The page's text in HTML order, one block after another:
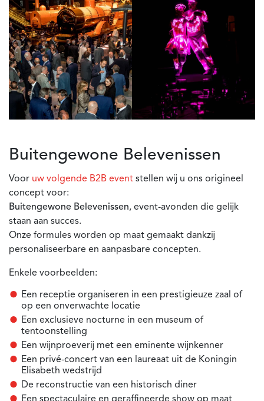
Buitengewone Belevenissen
Voor uw volgende B2B event stellen wij u ons origineel
concept voor:
Buitengewone Belevenissen, event-avonden die gelijk
staan aan succes.
Onze formules worden op maat gemaakt dankzij
personaliseerbare en aanpasbare concepten.
Enkele voorbeelden:
Een receptie organiseren in een prestigieuze zaal of
op een onverwachte locatie
Een exclusieve nocturne in een museum of
tentoonstelling
Een wijnproeverij met een eminente wijnkenner
Een privé-concert van een laureaat uit de Koningin
Elisabeth wedstrijd
De reconstructie van een historisch diner
Een spectaculaire en geraffineerde show op maat